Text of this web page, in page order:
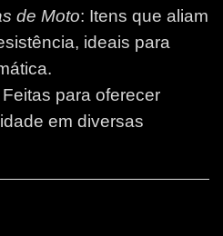
de Moto: Itens que aliam
ideais para
Feitas para oferecer
em diversas